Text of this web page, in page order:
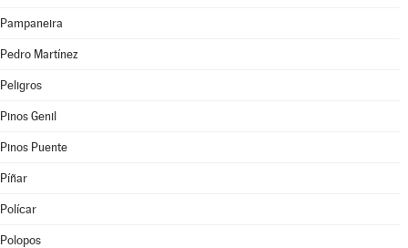
Pampaneira
Pedro Martínez
Peligros
Pinos Genil
Pinos Puente
Píñar
Polícar
Polopos